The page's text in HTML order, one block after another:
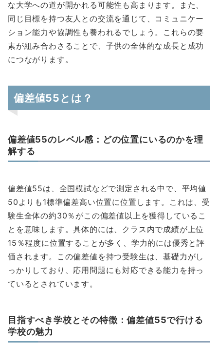
な大学への道が開かれる可能性も高まります。また、
同じ目標を持つ友人との交流を通じて、コミュニケー
ション能力や協調性も養われるでしょう。これらの要
素が組み合わさることで、子供の全体的な成長と成功
につながります。
偏差値55とは？
偏差値55のレベル感：どの位置にいるのかを理
解する
偏差値55は、全国模試などで測定される中で、平均値
50よりも1標準偏差高い位置に位置します。これは、受
験生全体の約30％がこの偏差値以上を獲得しているこ
とを意味します。具体的には、クラス内で成績が上位
15％程度に位置することが多く、学力的には優秀と評
価されます。この偏差値を持つ受験生は、基礎力がし
っかりしており、応用問題にも対応できる能力を持っ
ているとされています。
目指すべき学校とその特徴：偏差値55で行ける
学校の魅力